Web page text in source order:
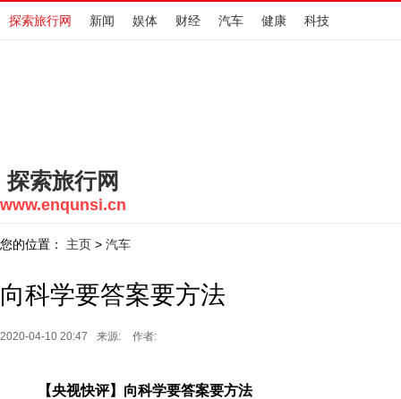
探索旅行网 新闻 娱体 财经 汽车 健康 科技
探索旅行网
www.enqunsi.cn
您的位置： 主页 > 汽车
向科学要答案要方法
2020-04-10 20:47 来源: 作者:
【央视快评】向科学要答案要方法